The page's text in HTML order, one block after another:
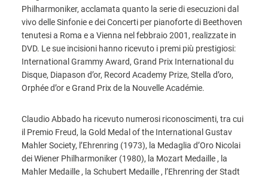
Philharmoniker, acclamata quanto la serie di esecuzioni dal
vivo delle Sinfonie e dei Concerti per pianoforte di Beethoven
tenutesi a Roma e a Vienna nel febbraio 2001, realizzate in
DVD. Le sue incisioni hanno ricevuto i premi più prestigiosi:
International Grammy Award, Grand Prix International du
Disque, Diapason d’or, Record Academy Prize, Stella d’oro,
Orphée d’or e Grand Prix de la Nouvelle Académie.
Claudio Abbado ha ricevuto numerosi riconoscimenti, tra cui
il Premio Freud, la Gold Medal of the International Gustav
Mahler Society, l’Ehrenring (1973), la Medaglia d’Oro Nicolai
dei Wiener Philharmoniker (1980), la Mozart Medaille , la
Mahler Medaille , la Schubert Medaille , l’Ehrenring der Stadt